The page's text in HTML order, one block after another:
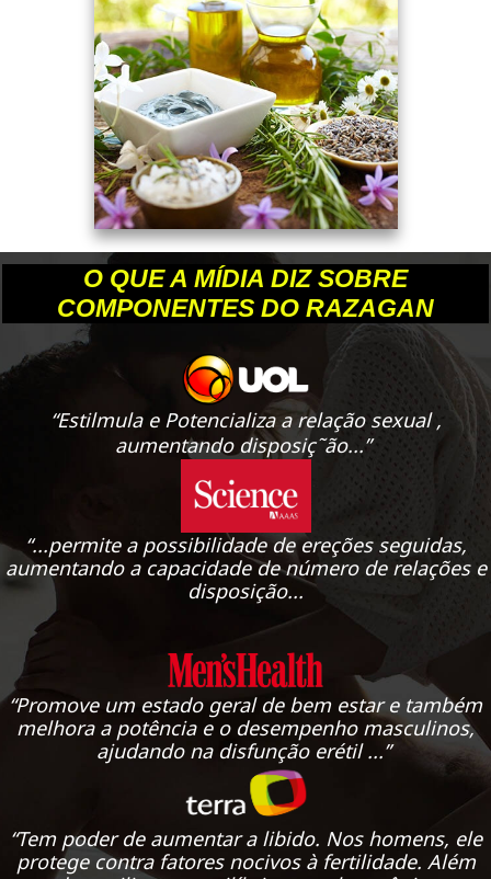
O QUE A MÍDIA DIZ SOBRE
COMPONENTES DO RAZAGAN
“Estilmula e Potencializa a relação sexual ,
aumentando disposiç˜ão...”
“...permite a possibilidade de ereções seguidas,
aumentando a capacidade de número de relações e
disposição...
“Promove um estado geral de bem estar e também
melhora a potência e o desempenho masculinos,
ajudando na disfunção erétil ...”
“Tem poder de aumentar a libido. Nos homens, ele
protege contra fatores nocivos à fertilidade. Além